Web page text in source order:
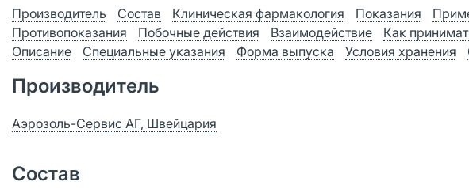
Производитель Состав Клиническая фармакология Показания
Противопоказания
Побочные действия Взаимодействие Как
Описание
Специальные указания Форма выпуска Условия хранения
Производитель
Аэрозоль-Сервис АГ, Швейцария
Состав